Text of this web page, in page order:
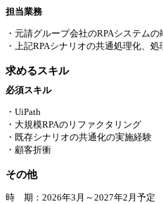
担当業務
・元請グループ会社のRPAシステムの
・上記RPAシナリオの共通処理化、
求めるスキル
必須スキル
・UiPath
・大規模RPAのリファクタリング
・既存シナリオの共通化の実施経験
・顧客折衝
その他
時 期：2026年3月～2027年2月予定